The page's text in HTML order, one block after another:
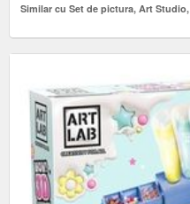
Similar cu Set de pictura, Art